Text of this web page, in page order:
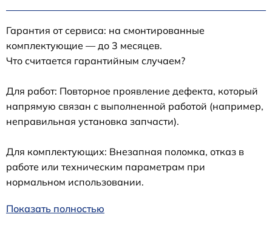
Гарантия от сервиса: на смонтированные
комплектующие — до 3 месяцев.
Что считается гарантийным случаем?
Для работ: Повторное проявление дефекта, который
напрямую связан с выполненной работой (например,
неправильная установка запчасти).
Для комплектующих: Внезапная поломка, отказ в
работе или техническим параметрам при
нормальном использовании.
Показать полностью